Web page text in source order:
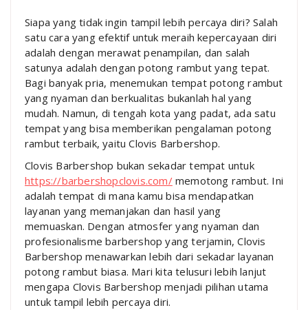
Siapa yang tidak ingin tampil lebih percaya diri? Salah
satu cara yang efektif untuk meraih kepercayaan diri
adalah dengan merawat penampilan, dan salah
satunya adalah dengan potong rambut yang tepat.
Bagi banyak pria, menemukan tempat potong rambut
yang nyaman dan berkualitas bukanlah hal yang
mudah. Namun, di tengah kota yang padat, ada satu
tempat yang bisa memberikan pengalaman potong
rambut terbaik, yaitu Clovis Barbershop.
Clovis Barbershop bukan sekadar tempat untuk
https://barbershopclovis.com/memotong rambut. Ini
adalah tempat di mana kamu bisa mendapatkan
layanan yang memanjakan dan hasil yang
memuaskan. Dengan atmosfer yang nyaman dan
profesionalisme barbershop yang terjamin, Clovis
Barbershop menawarkan lebih dari sekadar layanan
potong rambut biasa. Mari kita telusuri lebih lanjut
mengapa Clovis Barbershop menjadi pilihan utama
untuk tampil lebih percaya diri.